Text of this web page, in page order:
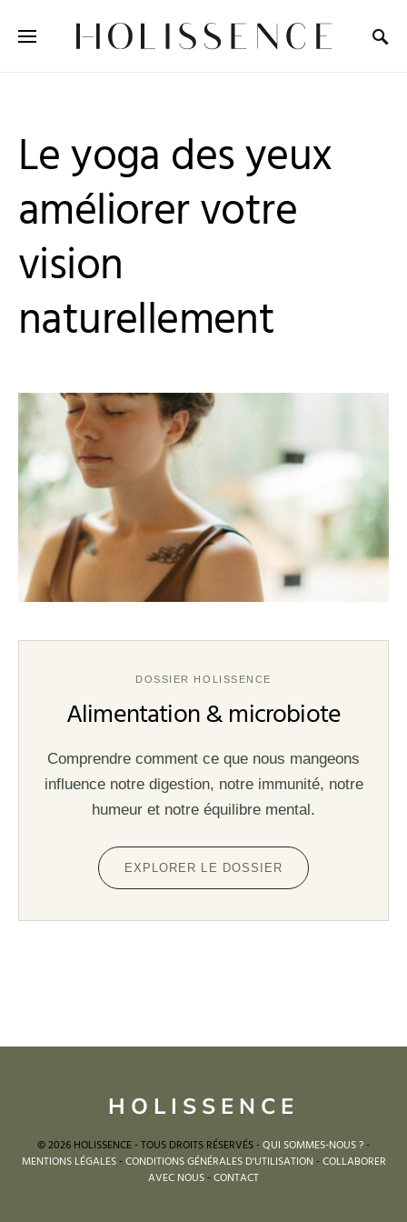
Le yoga des yeux
améliorer votre
vision
naturellement
DOSSIER HOLISSENCE
Alimentation & microbiote
Comprendre comment ce que nous mangeons
influence notre digestion, notre immunité, notre
humeur et notre équilibre mental.
EXPLORER LE DOSSIER
HOLISSENCE
© 2026 HOLISSENCE - TOUS DROITS RÉSERVÉS -QUI SOMMES-NOUS ?-
MENTIONS LÉGALES-CONDITIONS GÉNÉRALES D'UTILISATION-COLLABORER
AVEC NOUS-CONTACT